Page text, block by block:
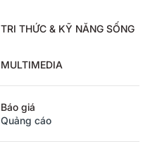
TRI THỨC & KỸ NĂNG SỐNG
MULTIMEDIA
Báo giá
Quảng cáo